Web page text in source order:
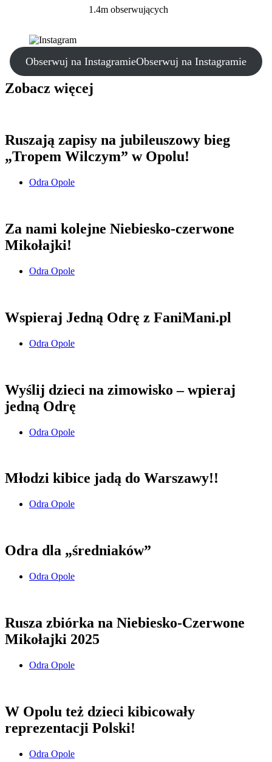
1.4m obserwujących
Obserwuj na InstagramieObserwuj na Instagramie
Zobacz więcej
Ruszają zapisy na jubileuszowy bieg
„Tropem Wilczym” w Opolu!
Odra Opole
Za nami kolejne Niebiesko-czerwone
Mikołajki!
Odra Opole
Wspieraj Jedną Odrę z FaniMani.pl
Odra Opole
Wyślij dzieci na zimowisko – wpieraj
jedną Odrę
Odra Opole
Młodzi kibice jadą do Warszawy!!
Odra Opole
Odra dla „średniaków”
Odra Opole
Rusza zbiórka na Niebiesko-Czerwone
Mikołajki 2025
Odra Opole
W Opolu też dzieci kibicowały
reprezentacji Polski!
Odra Opole